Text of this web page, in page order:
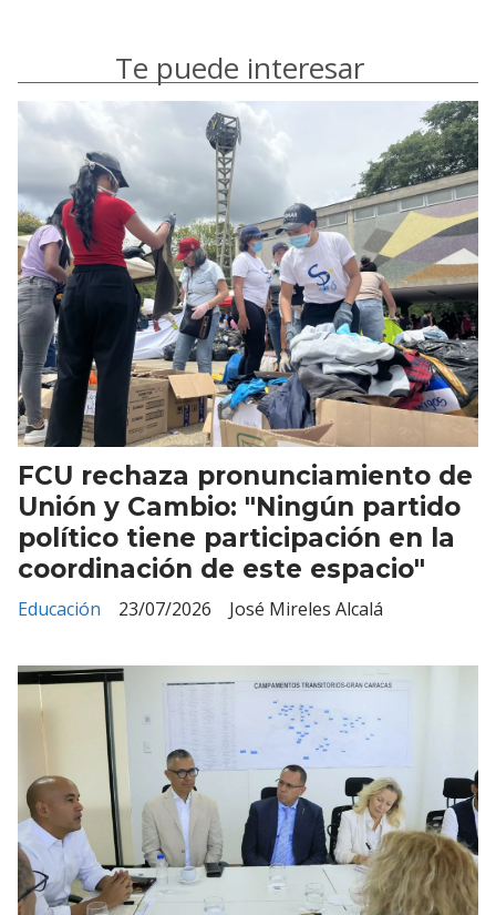
Te puede interesar
FCU rechaza pronunciamiento de
Unión y Cambio: "Ningún partido
político tiene participación en la
coordinación de este espacio"
José Mireles Alcalá
Educación 23/07/2026